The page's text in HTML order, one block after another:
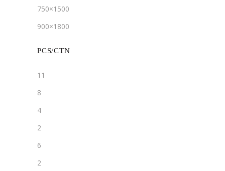
750×1500
900×1800
PCS/CTN
11
8
4
2
6
2